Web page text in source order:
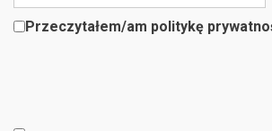
Przeczytałem/am politykę